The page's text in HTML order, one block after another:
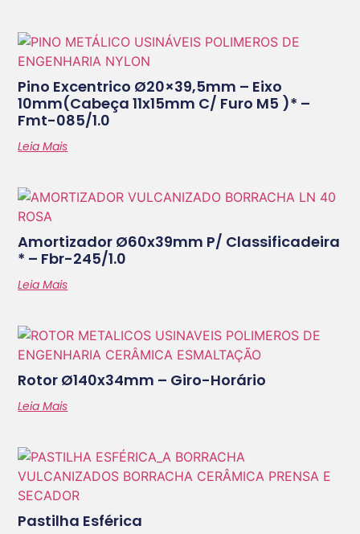
Pino Excentrico Ø20×39,5mm – Eixo
10mm(cabeça 11x15mm C/ Furo M5 )* –
Fmt-085/1.0
Leia Mais
Amortizador Ø60x39mm P/ Classificadeira
* – Fbr-245/1.0
Leia Mais
Rotor Ø140x34mm – Giro-Horário
Leia Mais
Pastilha Esférica